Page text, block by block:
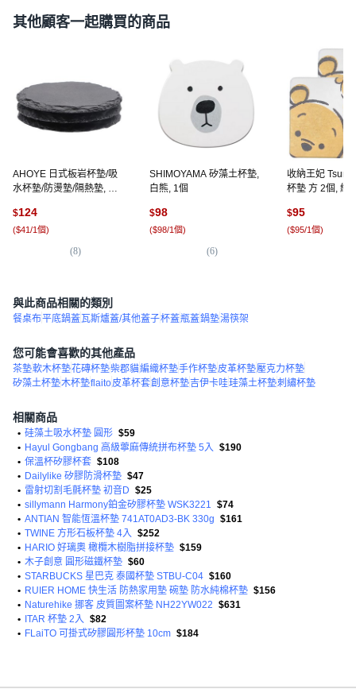
其他顧客一起購買的商品
AHOYE 日式板岩杯墊/吸
水杯墊/防燙墊/隔熱墊, 黑
$124
($41/1個)
(8)
SHIMOYAMA 矽藻土杯墊,
白熊, 1個
$98
($98/1個)
(6)
收納王妃 Tsum
杯墊 方 2個, 維
$95
($95/1個)
與此商品相關的類別
餐桌布平底鍋蓋瓦斯爐蓋/其他蓋子杯蓋瓶蓋鍋墊湯筷架
您可能會喜歡的其他產品
茶墊軟木杯墊花磚杯墊柴郡貓編織杯墊手作杯墊皮革杯墊壓克力杯墊
矽藻土杯墊木杯墊flaito皮革杯套創意杯墊吉伊卡哇珪藻土杯墊刺繡杯墊
相關商品
• 硅藻土吸水杯墊 圓形 $59
• Hayul Gongbang 高級薴麻傳統拼布杯墊 5入 $190
• 保溫杯矽膠杯套 $108
• Dailylike 矽膠防滑杯墊 $47
• 雷射切割毛氈杯墊 初音D $25
• sillymann Harmony鉑金矽膠杯墊 WSK3221 $74
• ANTIAN 智能恆溫杯墊 741AT0AD3-BK 330g $161
• TWINE 方形石板杯墊 4入 $252
• HARIO 好璃奧 橄欖木樹脂拼接杯墊 $159
• 木子創意 圓形磁鐵杯墊 $60
• STARBUCKS 星巴克 泰國杯墊 STBU-C04 $160
• RUIER HOME 快生活 防熱家用墊 碗墊 防水純棉杯墊 $156
• Naturehike 挪客 皮質圖案杯墊 NH22YW022 $631
•
ITAR 杯墊 2入 $82
• FLaiTO 可掛式矽膠圓形杯墊 10cm $184